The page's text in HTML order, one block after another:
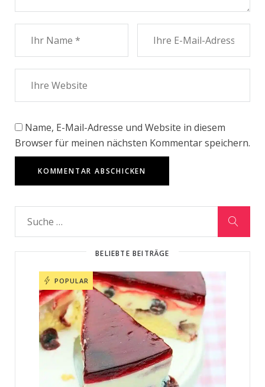
Name, E-Mail-Adresse und Website in diesem
Browser für meinen nächsten Kommentar speichern.
BELIEBTE BEITRÄGE
POPULAR